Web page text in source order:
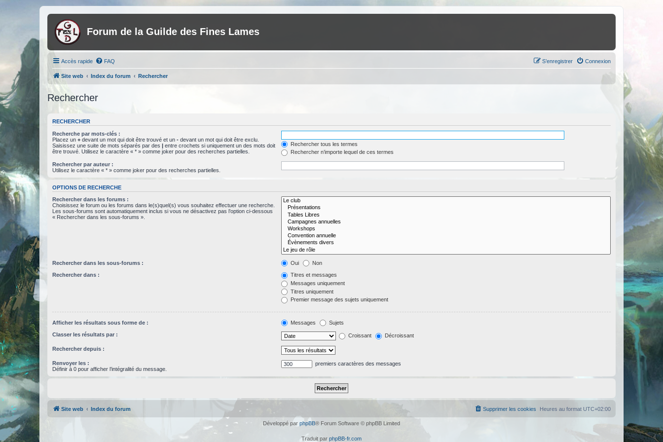
Forum de la Guilde des Fines Lames
Accès rapide FAQ Connexion
S’enregistrer
Site web Index du forum Rechercher
Rechercher
RECHERCHER
Recherche par mots-clés :
Placez un + devant un mot qui doit être trouvé et un - devant un mot qui doit être exclu.
Saisissez une suite de mots séparés par des | entre crochets si uniquement un des mots doit
être trouvé. Utilisez le caractère « * » comme joker pour des recherches partielles.
Rechercher tous les termes
Rechercher n’importe lequel de ces termes
Rechercher par auteur :
Utilisez le caractère « * » comme joker pour des recherches partielles.
OPTIONS DE RECHERCHE
Rechercher dans les forums :
Choisissez le forum ou les forums dans le(s)quel(s) vous souhaitez effectuer une recherche.
Les sous-forums sont automatiquement inclus si vous ne désactivez pas l’option ci-dessous
« Rechercher dans les sous-forums ».
Rechercher dans les sous-forums : Oui Non
Rechercher dans :
Titres et messages
Messages uniquement
Titres uniquement
Premier message des sujets uniquement
Afficher les résultats sous forme de : Messages Sujets
Classer les résultats par : Croissant Décroissant
Rechercher depuis :
Renvoyer les :
Définir à 0 pour afficher l’intégralité du message.
premiers caractères des messages
Site web Index du forum Heures au format UTC+02:00
Supprimer les cookies
Développé par phpBB® Forum Software © phpBB Limited
Traduit par phpBB-fr.com